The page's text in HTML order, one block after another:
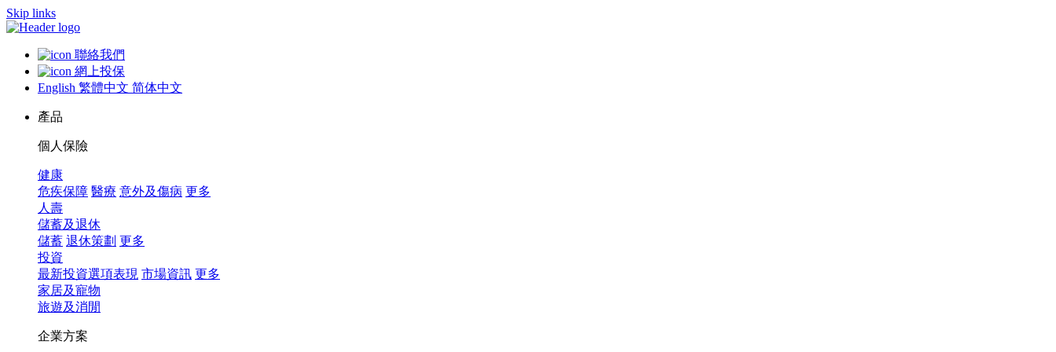
Skip links
聯絡我們
網上投保
English 繁體中文 简体中文
產品
個人保險
健康
危疾保障 醫療 意外及傷病 更多
人壽
儲蓄及退休
儲蓄 退休策劃 更多
投資
最新投資選項表現 市場資訊 更多
家居及寵物
旅遊及消閒
企業方案